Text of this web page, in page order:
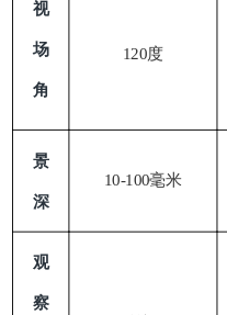
视
场
角
120度
景
深
10-100毫米
观
察